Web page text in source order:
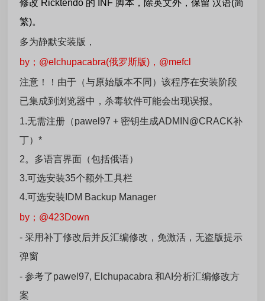
修改 Ricktendo 的 INF 脚本，除英文外，保留 汉语(简
繁)。
多为静默安装版，
by； @elchupacabra(俄罗斯版)， @mefcl
注意！！由于（与原始版本不同）该程序在安装阶段
已集成到浏览器中，杀毒软件可能会出现误报。
1.无需注册（pawel97 + 密钥生成ADMIN@CRACK补
丁）*
2。多语言界面（包括俄语）
3.可选安装35个额外工具栏
4.可选安装IDM Backup Manager
by； @423Down
- 采用补丁修改后并反汇编修改，免激活，无盗版提示
弹窗
- 参考了pawel97, Elchupacabra 和AI分析汇编修改方
案